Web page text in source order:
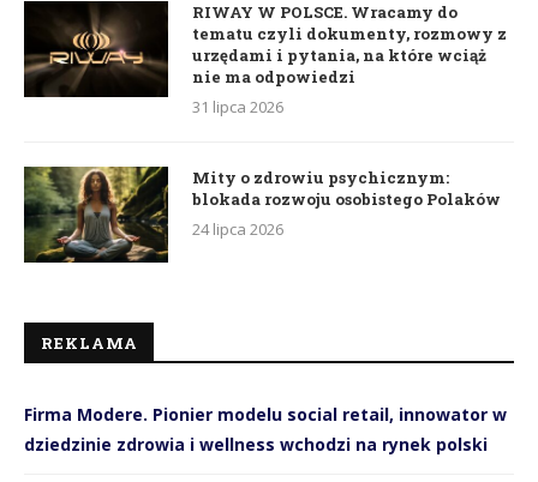
RIWAY W POLSCE. Wracamy do
tematu czyli dokumenty, rozmowy z
urzędami i pytania, na które wciąż
nie ma odpowiedzi
31 lipca 2026
Mity o zdrowiu psychicznym:
blokada rozwoju osobistego Polaków
24 lipca 2026
REKLAMA
Firma Modere. Pionier modelu social retail, innowator w
dziedzinie zdrowia i wellness wchodzi na rynek polski